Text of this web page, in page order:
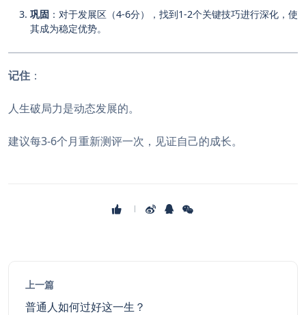
巩固 ：对于发展区（4-6分），找到1-2个关键技巧进行深化，使
其成为稳定优势。
记住 ：
人生破局力是动态发展的。
建议每3-6个月重新测评一次，见证自己的成长。
上一篇
普通人如何过好这一生？